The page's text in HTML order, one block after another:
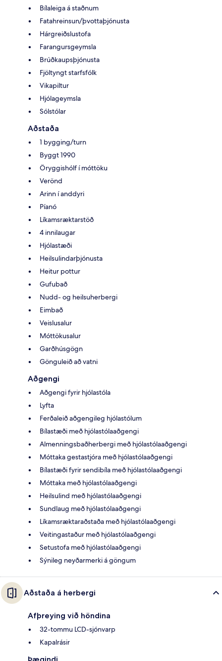
Bílaleiga á staðnum
Fatahreinsun/þvottaþjónusta
Hárgreiðslustofa
Farangursgeymsla
Brúðkaupsþjónusta
Fjöltyngt starfsfólk
Vikapiltur
Hjólageymsla
Sólstólar
Aðstaða
1 bygging/turn
Byggt 1990
Öryggishólf í móttöku
Verönd
Arinn í anddyri
Píanó
Líkamsræktarstöð
4 innilaugar
Hjólastæði
Heilsulindarþjónusta
Heitur pottur
Gufubað
Nudd- og heilsuherbergi
Eimbað
Veislusalur
Móttökusalur
Garðhúsgögn
Gönguleið að vatni
Aðgengi
Aðgengi fyrir hjólastóla
Lyfta
Ferðaleið aðgengileg hjólastólum
Bílastæði með hjólastólaaðgengi
Almenningsbaðherbergi með hjólastólaaðgengi
Móttaka gestastjóra með hjólastólaaðgengi
Bílastæði fyrir sendibíla með hjólastólaaðgengi
Móttaka með hjólastólaaðgengi
Heilsulind með hjólastólaaðgengi
Sundlaug með hjólastólaaðgengi
Líkamsræktaraðstaða með hjólastólaaðgengi
Veitingastaður með hjólastólaaðgengi
Setustofa með hjólastólaaðgengi
Sýnileg neyðarmerki á göngum
Aðstaða á herbergi
Afþreying við höndina
32-tommu LCD-sjónvarp
Kapalrásir